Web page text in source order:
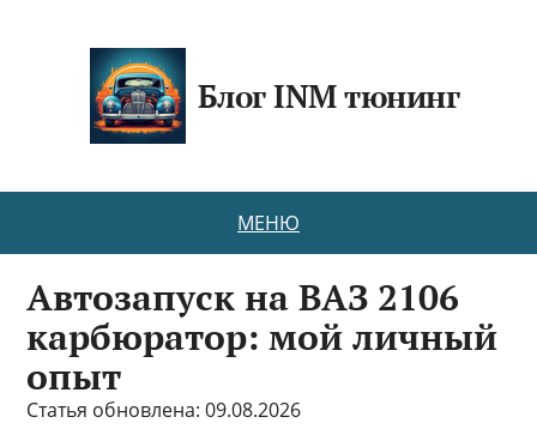
Блог INM тюнинг
МЕНЮ
Автозапуск на ВАЗ 2106
карбюратор: мой личный
опыт
Статья обновлена: 09.08.2026